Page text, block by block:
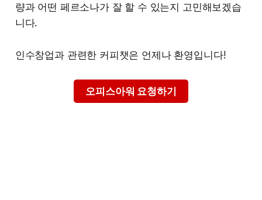
량과 어떤 페르소나가 잘 할 수 있는지 고민해보겠습
니다.
인수창업과 관련한 커피챗은 언제나 환영입니다!
오피스아워 요청하기